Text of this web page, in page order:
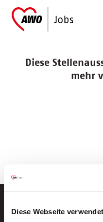
Diese Webseite
Diese
mehr